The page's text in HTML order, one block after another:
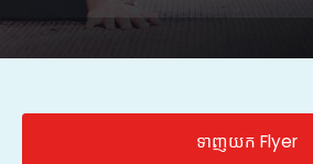
ទាញយក Flyer